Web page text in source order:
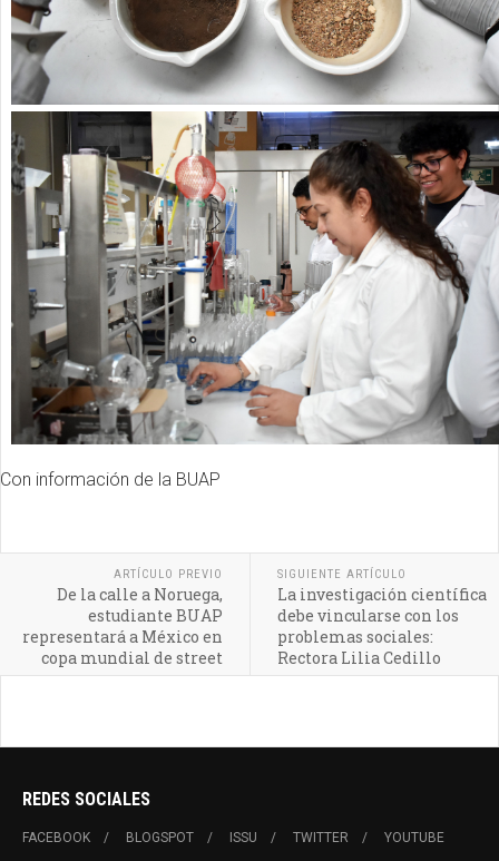
Con información de la BUAP
ARTÍCULO PREVIO
De la calle a Noruega,
estudiante BUAP
representará a México en
copa mundial de street
soccer
SIGUIENTE ARTÍCULO
La investigación científica
debe vincularse con los
problemas sociales:
Rectora Lilia Cedillo
REDES SOCIALES
FACEBOOK BLOGSPOT ISSU TWITTER YOUTUBE